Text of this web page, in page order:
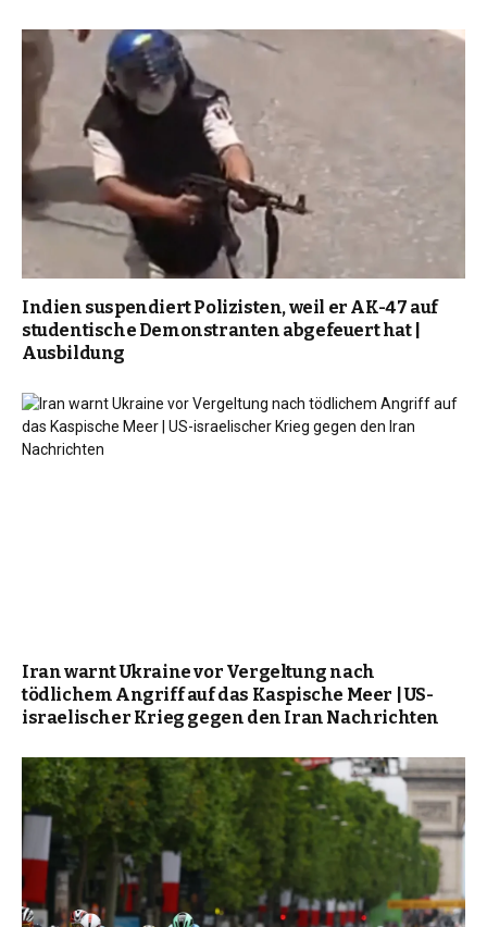
Indien suspendiert Polizisten, weil er AK-47 auf
studentische Demonstranten abgefeuert hat |
Ausbildung
Iran warnt Ukraine vor Vergeltung nach
tödlichem Angriff auf das Kaspische Meer | US-
israelischer Krieg gegen den Iran Nachrichten